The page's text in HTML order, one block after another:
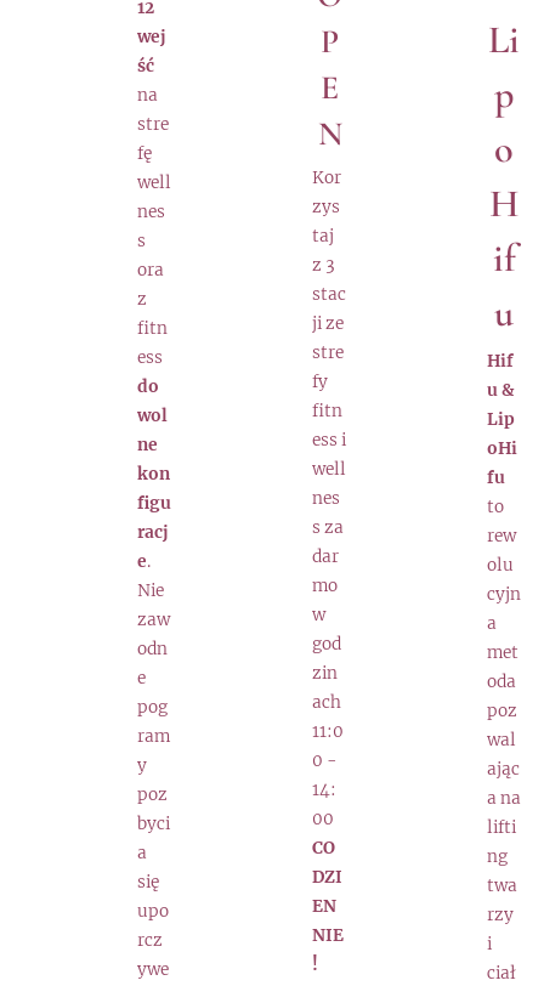
12
wej
ść
na
stre
fę
well
nes
s
ora
z
fitn
ess
do
wol
ne
kon
figu
racj
e.
Nie
zaw
odn
e
pog
ram
y
poz
byci
a
się
upo
rcz
ywe
P
E
N
Kor
zys
taj
z 3
stac
ji ze
stre
fy
fitn
ess i
well
nes
s za
dar
mo
w
god
zin
ach
11:0
0 -
14:
00
CO
DZI
EN
NIE
!
Li
p
o
H
if
u
Hif
u &
Lip
oHi
fu
to
rew
olu
cyjn
a
met
oda
poz
wal
ając
a na
lifti
ng
twa
rzy
i
ciał